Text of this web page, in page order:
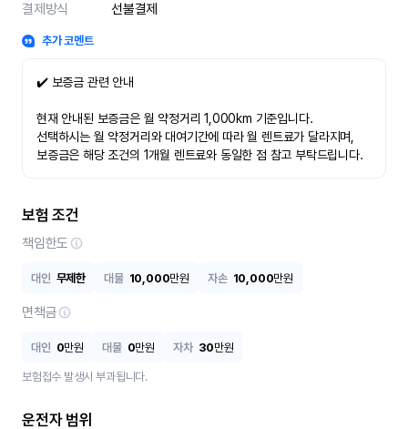
결제방식
선불결제
추가 코멘트
✔️ 보증금 관련 안내
현재 안내된 보증금은 월 약정거리 1,000km 기준입니다.
선택하시는 월 약정거리와 대여기간에 따라 월 렌트료가 달라지며,
보증금은 해당 조건의 1개월 렌트료와 동일한 점 참고 부탁드립니다.
보험 조건
책임한도
대인 무제한 대물 10,000만원 자손 10,000만원
면책금
대인 0만원 대물 0만원 자차 30만원
보험접수 발생시 부과됩니다.
운전자 범위